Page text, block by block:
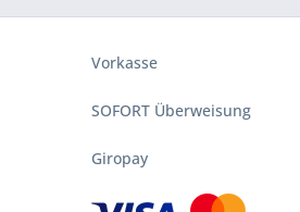
Vorkasse
SOFORT Überweisung
Giropay